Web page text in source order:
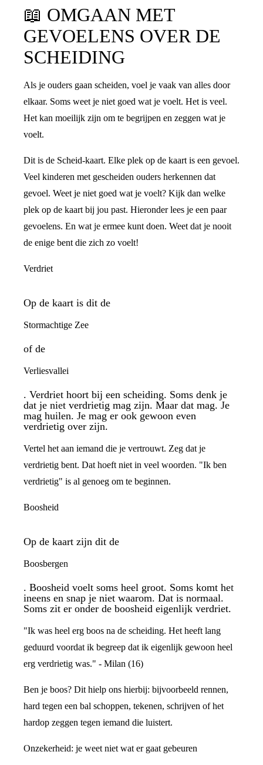
📖 OMGAAN MET
GEVOELENS OVER DE
SCHEIDING
Als je ouders gaan scheiden, voel je vaak van alles door
elkaar. Soms weet je niet goed wat je voelt. Het is veel.
Het kan moeilijk zijn om te begrijpen en zeggen wat je
voelt.
Dit is de Scheid-kaart. Elke plek op de kaart is een gevoel.
Veel kinderen met gescheiden ouders herkennen dat
gevoel. Weet je niet goed wat je voelt? Kijk dan welke
plek op de kaart bij jou past. Hieronder lees je een paar
gevoelens. En wat je ermee kunt doen. Weet dat je nooit
de enige bent die zich zo voelt!
Verdriet
Op de kaart is dit de
Stormachtige Zee
of de
Verliesvallei
. Verdriet hoort bij een scheiding. Soms denk je
dat je niet verdrietig mag zijn. Maar dat mag. Je
mag huilen. Je mag er ook gewoon even
verdrietig over zijn.
Vertel het aan iemand die je vertrouwt. Zeg dat je
verdrietig bent. Dat hoeft niet in veel woorden. "Ik ben
verdrietig" is al genoeg om te beginnen.
Boosheid
Op de kaart zijn dit de
Boosbergen
. Boosheid voelt soms heel groot. Soms komt het
ineens en snap je niet waarom. Dat is normaal.
Soms zit er onder de boosheid eigenlijk verdriet.
"Ik was heel erg boos na de scheiding. Het heeft lang
geduurd voordat ik begreep dat ik eigenlijk gewoon heel
erg verdrietig was." - Milan (16)
Ben je boos? Dit hielp ons hierbij: bijvoorbeeld rennen,
hard tegen een bal schoppen, tekenen, schrijven of het
hardop zeggen tegen iemand die luistert.
Onzekerheid: je weet niet wat er gaat gebeuren